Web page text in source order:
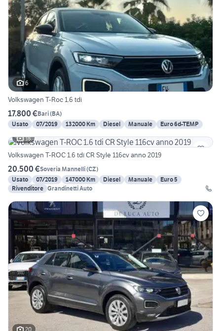
6
Volkswagen T-Roc 1.6 tdi
17.800 €Bari(BA)
Usato
07/2019 132000 Km Diesel Manuale
Euro 6d-TEMP
18
Volkswagen T-ROC 1.6 tdi CR Style 116cv anno 2019
20.500 €Soveria Mannelli(CZ)
Usato
07/2019 147000 Km Diesel Manuale
Euro 5
Rivenditore Grandinetti Auto
20